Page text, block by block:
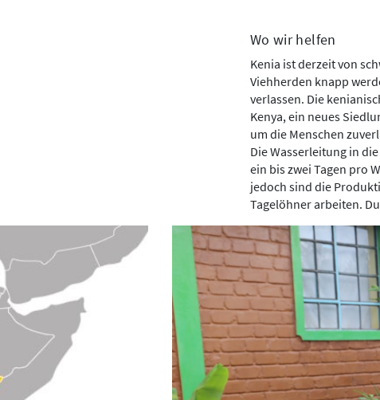
Wo wir helfen
Kenia ist derzeit von
Viehherden knapp
verlassen. Die
Kenya, ein neues
um die Menschen
Die Wasserleitung in
ein bis zwei Tagen pro
jedoch sind die
Tagelöhner arbeiten.